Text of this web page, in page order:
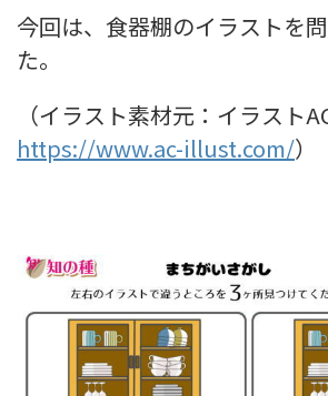
今回は、食器棚のイラストを
た。
（イラスト素材元：イラスト
https://www.ac-illust.com/）